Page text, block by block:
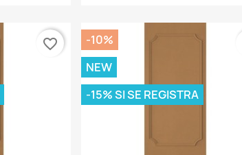
favorite_border
-10%
NEW
-15% SI SE REGISTRA